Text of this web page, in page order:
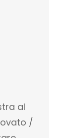
al
/